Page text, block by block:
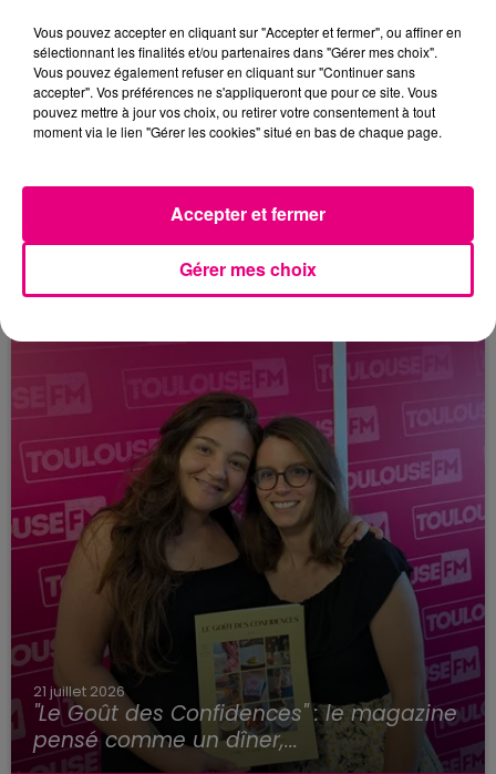
Affaire Jubillar : le procès en appel
reporté au premier semestre 2027
21 juillet 2026
"Le Goût des Confidences" : le magazine
pensé comme un dîner,...
Vous pouvez accepter en cliquant sur "Accepter et fermer", ou affiner en
sélectionnant les finalités et/ou partenaires dans "Gérer mes choix".
Vous pouvez également refuser en cliquant sur "Continuer sans
accepter". Vos préférences ne s'appliqueront que pour ce site. Vous
pouvez mettre à jour vos choix, ou retirer votre consentement à tout
moment via le lien "Gérer les cookies" situé en bas de chaque page.
Gérer mes choix
Accepter et fermer